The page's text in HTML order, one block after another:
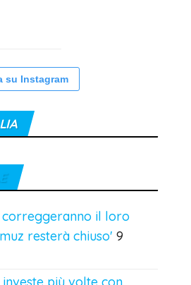
su Instagram
correggeranno il loro
resterà chiuso' 9